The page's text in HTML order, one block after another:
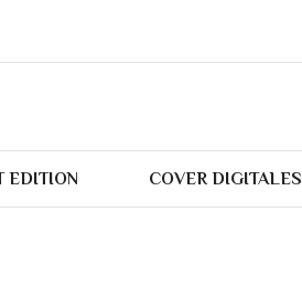
EDITION COVER DIGITALES